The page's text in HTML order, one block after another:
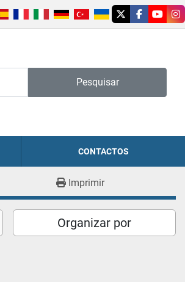
twitterfacebook
Pesquisar
CONTACTOS
Imprimir
Organizar por